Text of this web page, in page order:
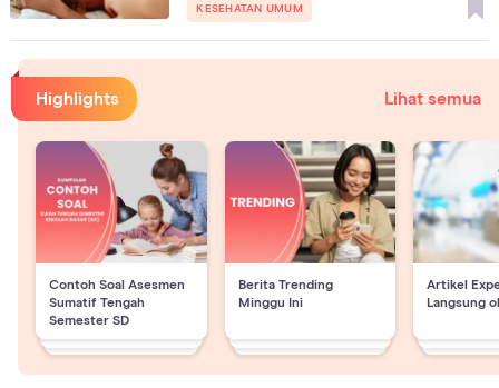
KESEHATAN UMUM
Highlights Lihat semua
Contoh Soal Asesmen
Sumatif Tengah
Semester SD
Berita Trending
Minggu Ini
Artikel
Langsung